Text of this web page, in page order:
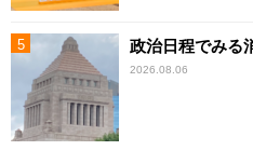
政治日程でみる
2026.08.06